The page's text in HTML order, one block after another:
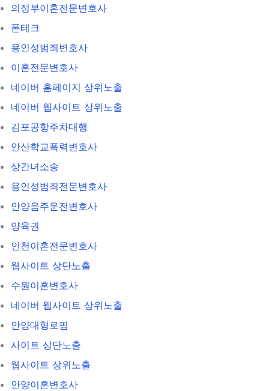
의정부이혼전문변호사
폰테크
용인성범죄변호사
이혼전문변호사
네이버 홈페이지 상위노출
네이버 웹사이트 상위노출
김포공항주차대행
안산학교폭력변호사
상간녀소송
용인성범죄전문변호사
안양음주운전변호사
양육권
인천이혼전문변호사
웹사이트 상단노출
수원이혼변호사
네이버 웹사이트 상위노출
안양대형로펌
사이트 상단노출
웹사이트 상위노출
안양이혼변호사